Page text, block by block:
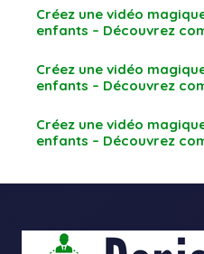
Créez une vidéo
enfants – Découvrez
Créez une vidéo
enfants – Découvrez
Créez une vidéo
enfants – Découvrez